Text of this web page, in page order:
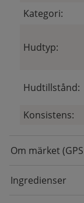
Kategori:
Hudtyp:
Hudtillstånd:
Konsistens:
Om märket
Ingredienser